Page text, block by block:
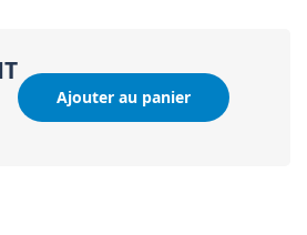
Ajouter au panier